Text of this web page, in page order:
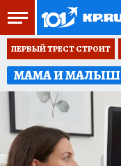
ПЕРВЫЙ ТРЕСТ СТРОИТ
МАМА И МАЛЫШ